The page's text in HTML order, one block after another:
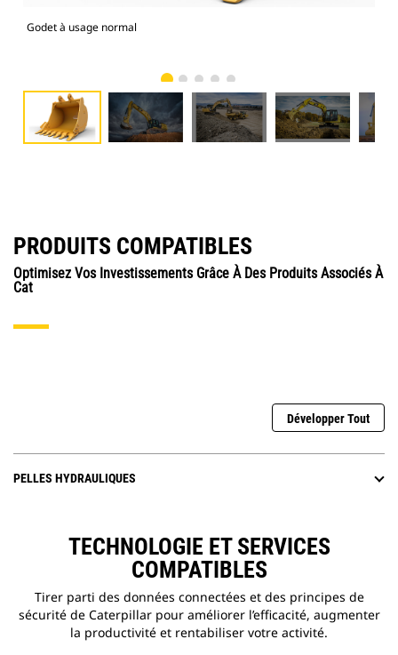
Godet à usage normal
PRODUITS COMPATIBLES
Optimisez Vos Investissements Grâce À Des Produits Associés À
Cat
Développer Tout
PELLES HYDRAULIQUES
TECHNOLOGIE ET SERVICES
COMPATIBLES
Tirer parti des données connectées et des principes de
sécurité de Caterpillar pour améliorer l’efficacité, augmenter
la productivité et rentabiliser votre activité.